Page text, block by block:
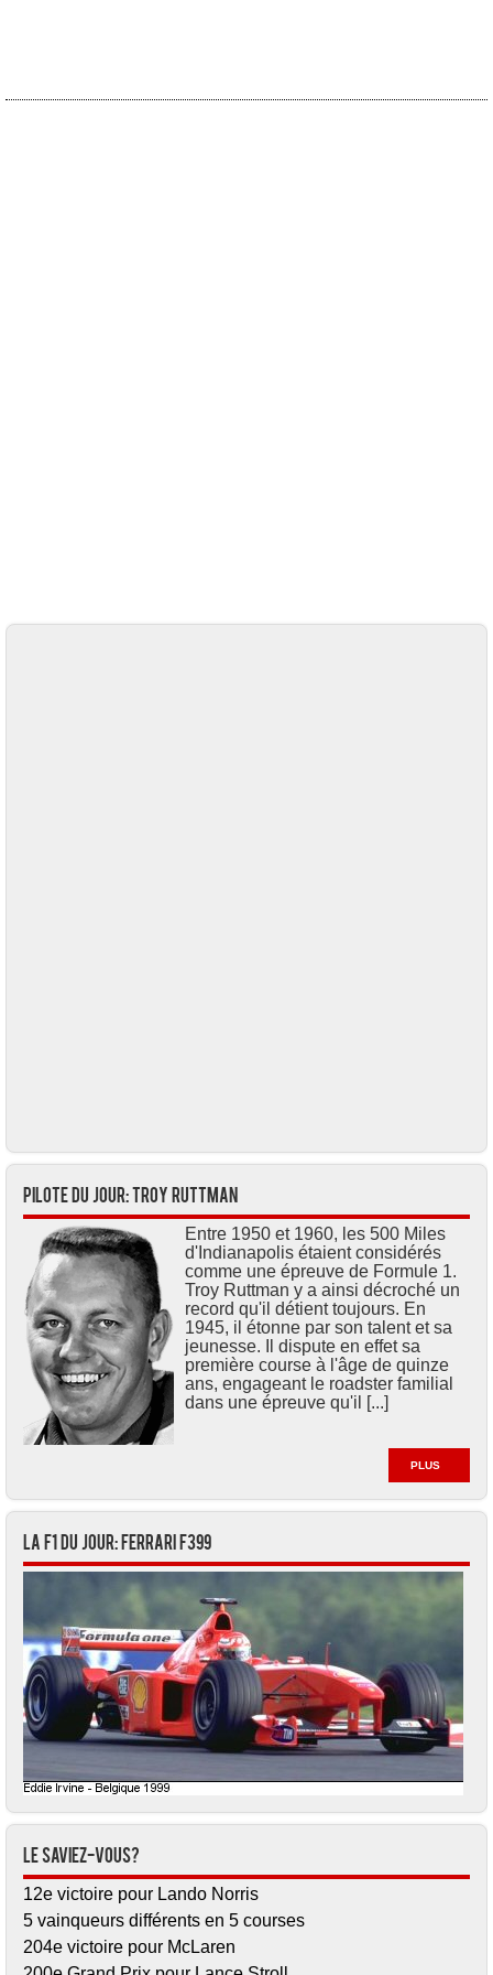
Pilote du jour: Troy RUTTMAN
Entre 1950 et 1960, les 500 Miles
d'Indianapolis étaient considérés
comme une épreuve de Formule 1.
Troy Ruttman y a ainsi décroché un
record qu'il détient toujours. En
1945, il étonne par son talent et sa
jeunesse. Il dispute en effet sa
première course à l'âge de quinze
ans, engageant le roadster familial
dans une épreuve qu'il [...]
PLUS
La F1 du jour: Ferrari F399
Le saviez-vous?
12e victoire pour Lando Norris
5 vainqueurs différents en 5 courses
204e victoire pour McLaren